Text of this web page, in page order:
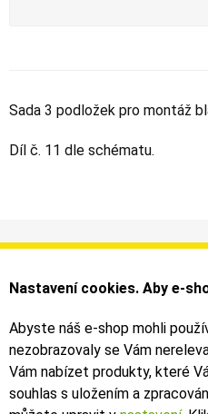
Sada 3 podložek pro montáž
Díl č. 11 dle schématu.
Informace
Obchodní podmínky
Bezpečné on-line platby dodává
Nastavení cookies. Aby e-
Abyste náš e-shop mohli
nezobrazovaly se Vám
Vám nabízet produkty, které
souhlas s uložením a